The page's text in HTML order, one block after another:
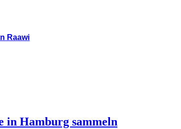
in Hamburg sammeln